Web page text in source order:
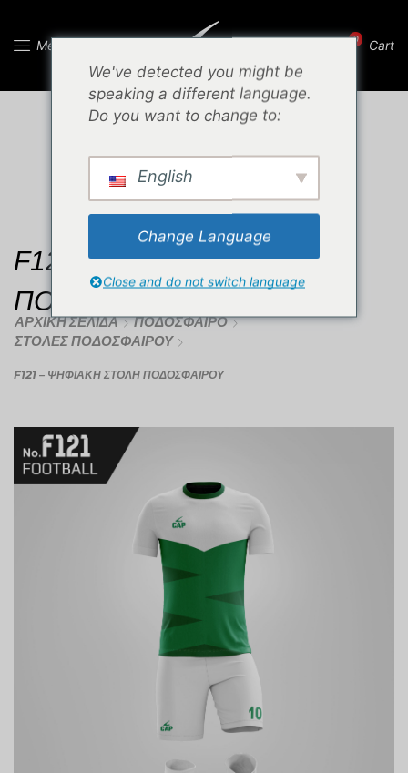
Menu 0 Cart
F121 – ΨΗΦΙΑΚΗ ΣΤΟΛΗ
ΠΟΔΟΣΦΑΙΡΟΥ
ΑΡΧΙΚΉ ΣΕΛΊΔΑ
ΠΟΔΌΣΦΑΙΡΟ
ΣΤΟΛΈΣ ΠΟΔΟΣΦΑΊΡΟΥ
F121 – ΨΗΦΙΑΚΗ ΣΤΟΛΗ ΠΟΔΟΣΦΑΙΡΟΥ
We've detected you might be
speaking a different language.
Do you want to change to:
English
Change Language
Close and do not switch language